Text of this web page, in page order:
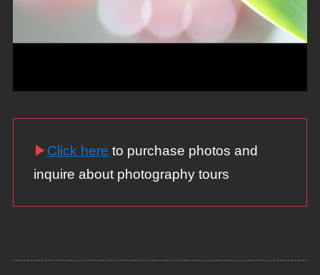
▶ Click here to purchase photos and
inquire about photography tours